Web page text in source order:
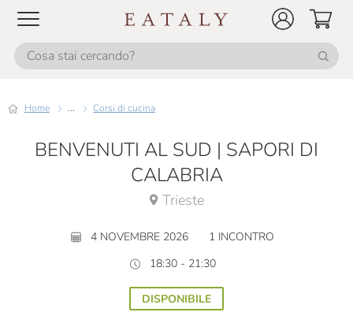
Home ... Corsi di cucina
BENVENUTI AL SUD | SAPORI DI
CALABRIA
Trieste
4 NOVEMBRE 2026
1 INCONTRO
18:30 - 21:30
DISPONIBILE